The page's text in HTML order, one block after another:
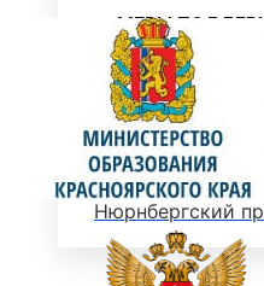
МЕРЫ
«ЕДИНОЕ ОКНО»
ВЕЛИКАЯ
Нюрнбергский